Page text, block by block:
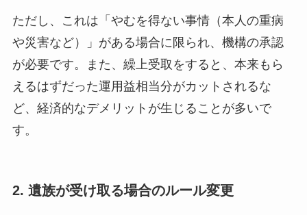
ただし、これは「やむを得ない事情（本人の重病
や災害など）」がある場合に限られ、機構の承認
が必要です。また、繰上受取をすると、本来もら
えるはずだった運用益相当分がカットされるな
ど、経済的なデメリットが生じることが多いで
す。
2. 遺族が受け取る場合のルール変更